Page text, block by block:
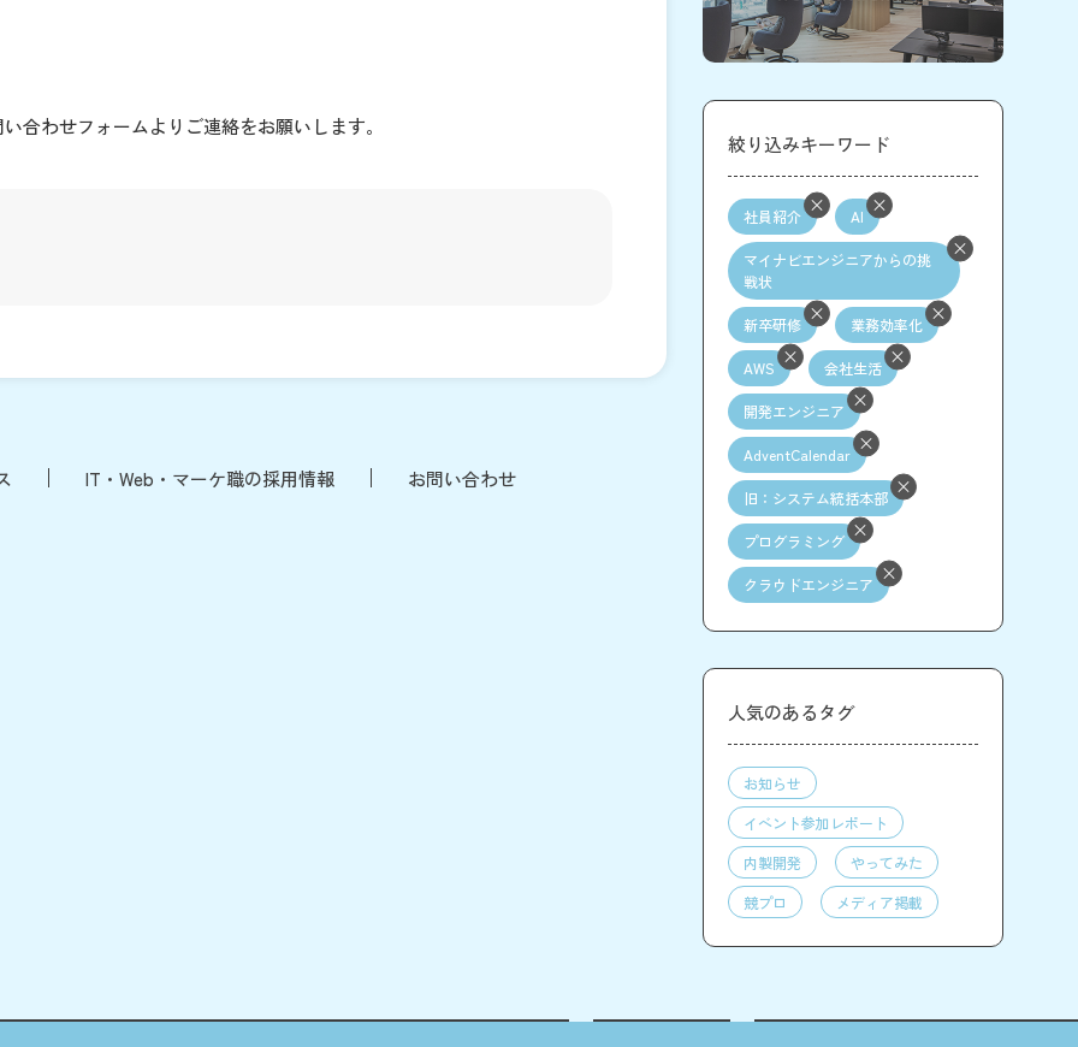
合わせフォームよりご連絡をお願いします。
IT・Web・マーケ職の採用情報 お問い合わせ
絞り込みキーワード
社員紹介 AI
マイナビエンジニアからの挑
戦状
新卒研修 業務効率化
AWS 会社生活
開発エンジニア
AdventCalendar
旧：システム統括本部
プログラミング
クラウドエンジニア
人気のあるタグ
お知らせ
イベント参加レポート
内製開発
やってみた
競プロ
メディア掲載